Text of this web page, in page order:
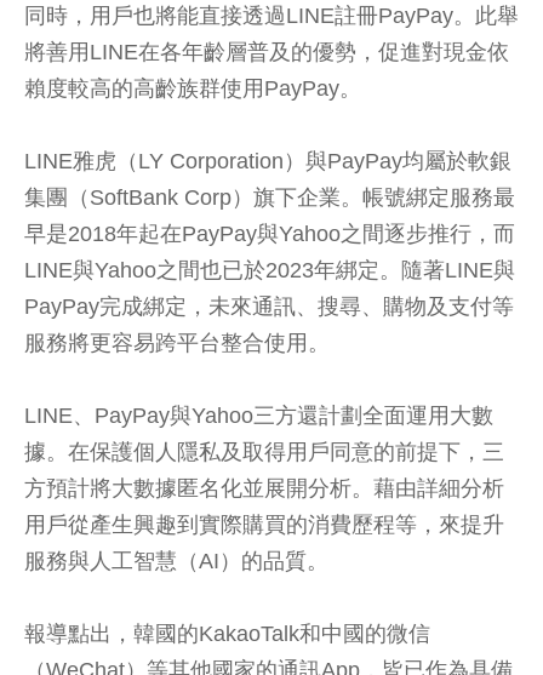
同時，用戶也將能直接透過LINE註冊PayPay。此舉
將善用LINE在各年齡層普及的優勢，促進對現金依
賴度較高的高齡族群使用PayPay。
LINE雅虎（LY Corporation）與PayPay均屬於軟銀
集團（SoftBank Corp）旗下企業。帳號綁定服務最
早是2018年起在PayPay與Yahoo之間逐步推行，而
LINE與Yahoo之間也已於2023年綁定。隨著LINE與
PayPay完成綁定，未來通訊、搜尋、購物及支付等
服務將更容易跨平台整合使用。
LINE、PayPay與Yahoo三方還計劃全面運用大數
據。在保護個人隱私及取得用戶同意的前提下，三
方預計將大數據匿名化並展開分析。藉由詳細分析
用戶從產生興趣到實際購買的消費歷程等，來提升
服務與人工智慧（AI）的品質。
報導點出，韓國的KakaoTalk和中國的微信
（WeChat）等其他國家的通訊App，皆已作為具備